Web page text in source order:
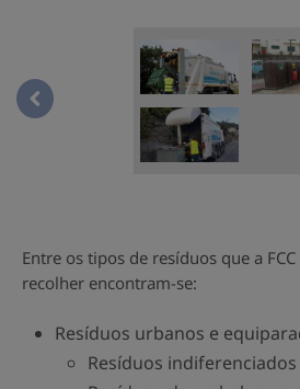
lavagem2.jpgNavPrev
Entre os tipos de resíduos que a
recolher encontram-se:
Resíduos urbanos e
Resíduos indiferenciados